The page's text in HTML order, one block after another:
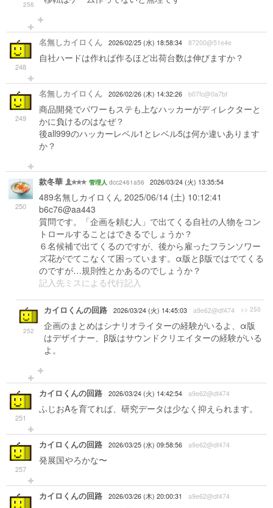
256
248
名無しカイロくん 2026/02/25 (水) 18:58:34 87200@51e4e
自社ハードは作れば作るほど出荷台数は伸びますか？
249
名無しカイロくん 2026/02/26 (木) 14:32:26 b07fc@0a7bf
商品開発でパワーもステも上なハッカーがディレクターと
かに負けるのはなぜ？
後all999のハッカーレベル1とレベル5は何か違いあります
か？
250
款冬華 管理人 dcc2461a56 2026/03/24 (火) 13:35:54
489名無しカイロくん 2025/06/14 (土) 10:12:41
b6c76@aa443
質問です。「企画を頼む人」で出てくる自社の人物をコン
トロールすることはできるでしょうか？
６名候補で出てくるのですが、後から雇ったフランソワー
ズ花がでてこなくて困っています。α版とβ版ではでてくる
のですが…規則性とかあるのでしょうか？
記入先ミスによる代行記入
252
カイロくんの回路 2026/03/24 (火) 14:45:03 a9e62@df474 >> 250
企画のまとめはシナリオライターの経験がいるよ、α版
はデザイナー、β版はサウンドクリエイターの経験がいる
よ。
251
カイロくんの回路 2026/03/24 (火) 14:42:54 a9e62@df474
ふじおAを育てれば、研究データは少なく抑えられます。
257
カイロくんの回路 2026/03/25 (水) 09:58:56 a9e62@df474
発展国やろかな〜
カイロくんの回路 2026/03/26 (木) 20:00:31 a9e62@df474